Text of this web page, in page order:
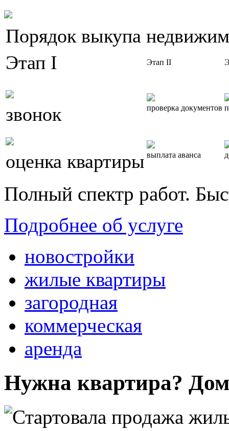
Порядок выкупа
Этап I
Этап II
звонок проверка документов
оценка квартиры выплата аванса
Полный спектр работ.
Подробнее об услуге
новостройки
жилые квартиры
загородная
коммерческая
аренда
Нужна квартира?